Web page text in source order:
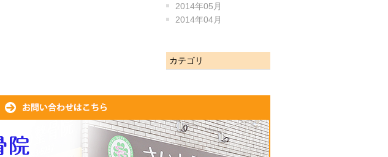
2014年05月
2014年04月
カテゴリ